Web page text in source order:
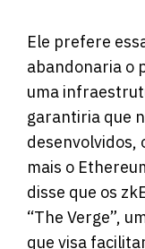
Ele prefere
abandonaria o
uma
garantiria que
desenvolvidos,
mais o
disse que os
“The Verge”,
que visa